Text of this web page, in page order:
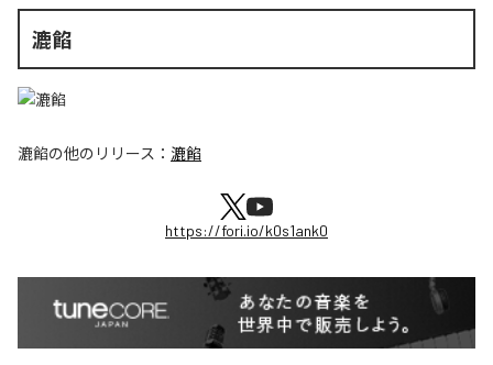
漉餡
漉餡の他のリリース： 漉餡
https://fori.io/k0s1ank0